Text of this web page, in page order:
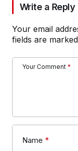
Write a Reply
Your email
fields are marked
Your Comment *
Name *